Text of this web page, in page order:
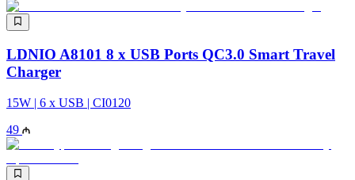
LDNIO A8101 8 x USB Ports QC3.0 Smart Travel
Charger
15W | 6 x USB | CI0120
49